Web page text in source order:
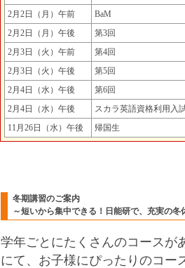
2月2日（月）午前
BaM
2月2日（月）午後
第3回
2月3日（火）午前
第4回
2月3日（火）午後
第5回
2月4日（水）午後
第6回
2月4日（水）午後
スカラ英語資格利用入
11月26日（水）午後
帰国生
冬期講習のご案内
～短いから集中できる！日能研で、充実の冬
学年ごとにたくさんのコースが
にて、お子様にぴったりのコー